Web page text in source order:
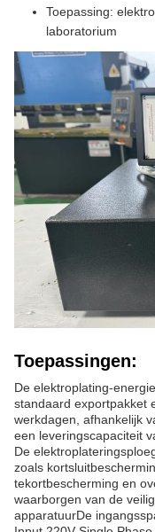
Toepassing:
laboratorium